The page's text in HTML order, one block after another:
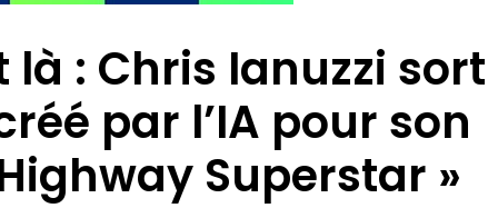
là : Chris Ianuzzi sort
par l’IA pour son
Superstar »